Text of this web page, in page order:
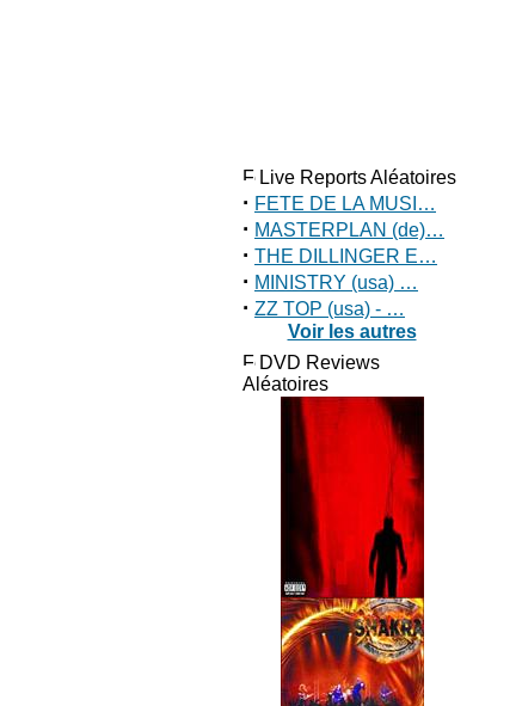
Live Reports Aléatoires
· FETE DE LA MUSI…
· MASTERPLAN (de)…
· THE DILLINGER E…
· MINISTRY (usa) …
· ZZ TOP (usa) - …
Voir les autres
DVD Reviews
Aléatoires